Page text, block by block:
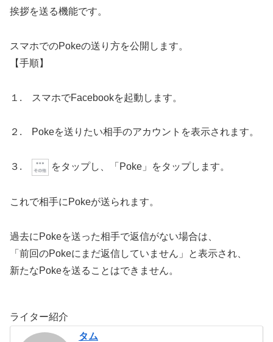
挨拶を送る機能です。
スマホでのPokeの送り方を公開します。
【手順】
１. スマホでFacebookを起動します。
２. Pokeを送りたい相手のアカウントを表示されます。
３. をタップし、「Poke」をタップします。
これで相手にPokeが送られます。
過去にPokeを送った相手で返信がない場合は、
「前回のPokeにまだ返信していません」と表示され、
新たなPokeを送ることはできません。
ライター紹介
タム